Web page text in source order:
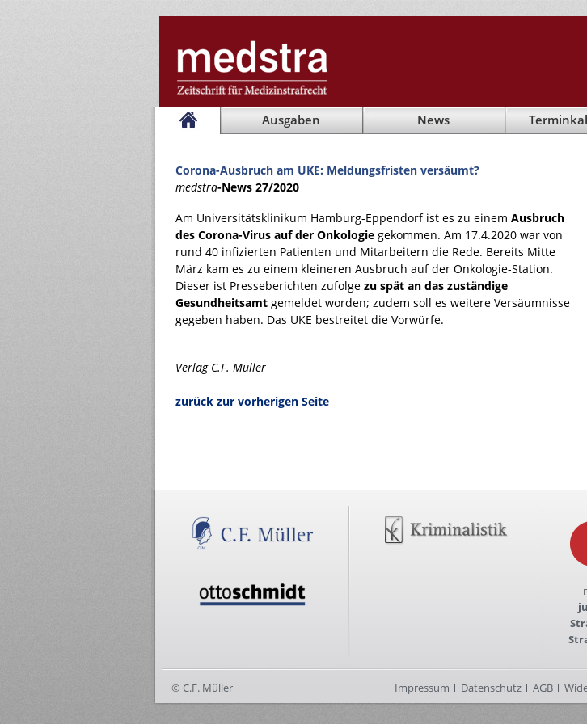
Ausgaben News
Corona-Ausbruch am UKE: Meldungsfristen versäumt?
medstra-News 27/2020
Am Universitätsklinikum Hamburg-Eppendorf ist es zu einem Ausbruch
des Corona-Virus auf der Onkologie gekommen. Am 17.4.2020 war von
rund 40 infizierten Patienten und Mitarbeitern die Rede. Bereits Mitte
März kam es zu einem kleineren Ausbruch auf der Onkologie-Station.
Dieser ist Presseberichten zufolge zu spät an das zuständige
Gesundheitsamt gemeldet worden; zudem soll es weitere Versäumnisse
gegeben haben. Das UKE bestreitet die Vorwürfe.
Verlag C.F. Müller
zurück zur vorherigen Seite
© C.F. Müller Impressum Datenschutz AGB